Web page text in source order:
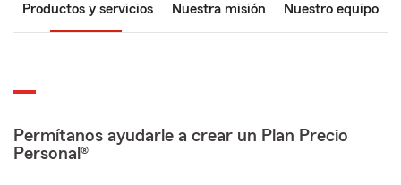
Productos y servicios Nuestra misión Nuestro equipo
Permítanos ayudarle a crear un Plan Precio
Personal®